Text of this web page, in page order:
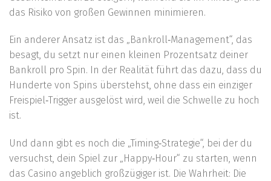
das Risiko von großen Gewinnen minimieren.
Ein anderer Ansatz ist das „Bankroll‑Management“, das
besagt, du setzt nur einen kleinen Prozentsatz deiner
Bankroll pro Spin. In der Realität führt das dazu, dass du
Hunderte von Spins überstehst, ohne dass ein einziger
Freispiel‑Trigger ausgelöst wird, weil die Schwelle zu hoch
ist.
Und dann gibt es noch die „Timing‑Strategie“, bei der du
versuchst, dein Spiel zur „Happy‑Hour“ zu starten, wenn
das Casino angeblich großzügiger ist. Die Wahrheit: Die